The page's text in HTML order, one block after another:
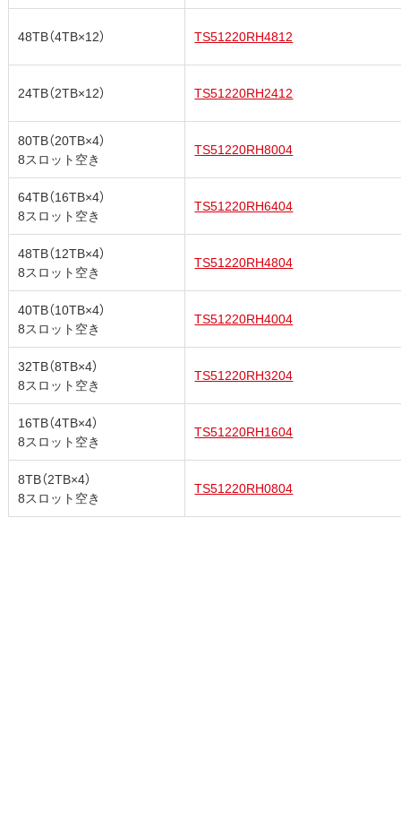
48TB（4TB×12） TS51220RH4812
24TB（2TB×12） TS51220RH2412
80TB（20TB×4）
8スロット空き
TS51220RH8004
64TB（16TB×4）
8スロット空き
TS51220RH6404
48TB（12TB×4）
8スロット空き
TS51220RH4804
40TB（10TB×4）
8スロット空き
TS51220RH4004
32TB（8TB×4）
8スロット空き
TS51220RH3204
16TB（4TB×4）
8スロット空き
TS51220RH1604
8TB（2TB×4）
8スロット空き
TS51220RH0804